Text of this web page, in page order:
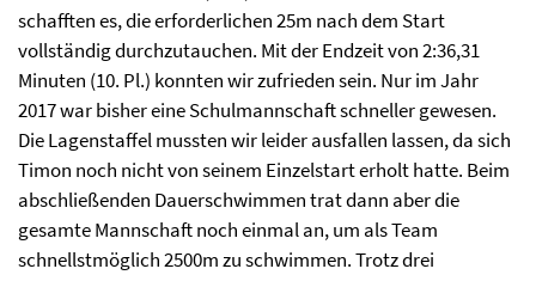
schafften es, die erforderlichen 25m nach dem Start
vollständig durchzutauchen. Mit der Endzeit von 2:36,31
Minuten (10. Pl.) konnten wir zufrieden sein. Nur im Jahr
2017 war bisher eine Schulmannschaft schneller gewesen.
Die Lagenstaffel mussten wir leider ausfallen lassen, da sich
Timon noch nicht von seinem Einzelstart erholt hatte. Beim
abschließenden Dauerschwimmen trat dann aber die
gesamte Mannschaft noch einmal an, um als Team
schnellstmöglich 2500m zu schwimmen. Trotz drei